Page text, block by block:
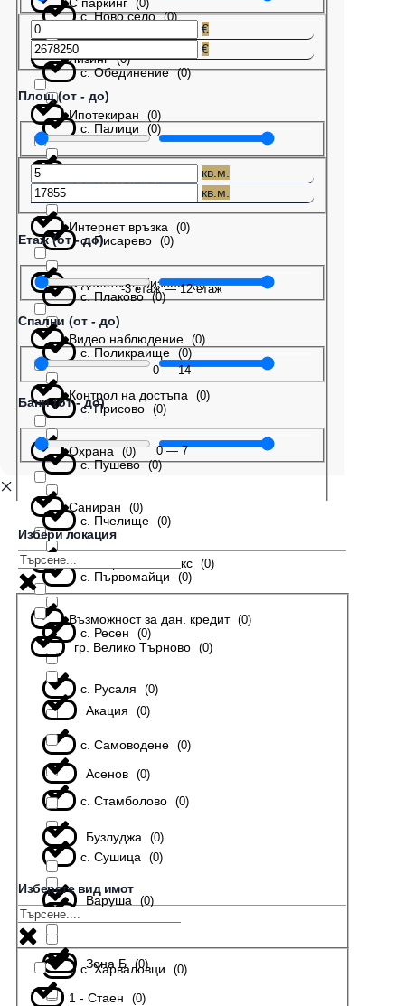
с. Ново село (0)
с. Обединение (0)
с. Палици (0)
с. Патреш (0)
с. Писарево (0)
с. Плаково (0)
с. Поликраище (0)
с. Присово (0)
с. Пушево (0)
с. Пчелище (0)
с. Първомайци (0)
с. Ресен (0)
с. Русаля (0)
с. Самоводене (0)
с. Стамболово (0)
с. Сушица (0)
с. Харваловци (0)
(0)
Лизинг (0)
Ипотекиран (0)
Интернет връзка (0)
С действащ бизнес (0)
Видео наблюдение (0)
Контрол на достъпа (0)
Охрана (0)
Саниран (0)
В затворен комплекс (0)
Възможност за дан. кредит (0)
€
€
Площ (от - до)
кв.м.
кв.м.
Етаж (от - до)
-3етаж—12етаж
Спални (от - до)
0—14
Бани (от - до)
0—7
Избери локация
гр. Велико Търново (0)
Акация (0)
Асенов (0)
Бузлуджа (0)
Варуша (0)
Зона Б (0)
Изберете вид имот
1 - Стаен (0)